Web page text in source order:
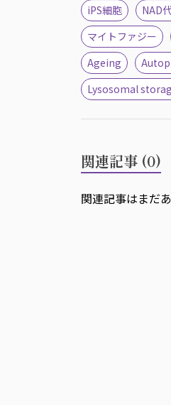
iPS細胞 NAD
マイトファジー
Ageing
Lysosomal
関連記事 (0)
関連記事はまだ